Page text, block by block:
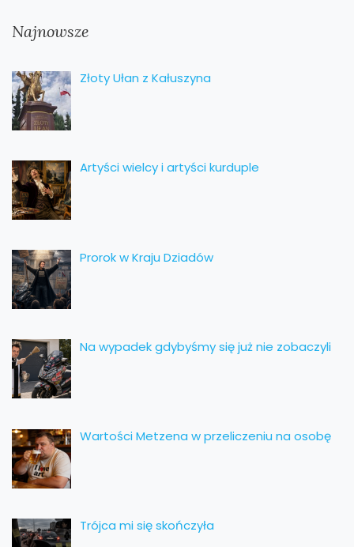
Najnowsze
Złoty Ułan z Kałuszyna
Artyści wielcy i artyści kurduple
Prorok w Kraju Dziadów
Na wypadek gdybyśmy się już nie zobaczyli
Wartości Metzena w przeliczeniu na osobę
Trójca mi się skończyła